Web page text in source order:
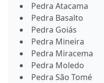
Pedra Atacama
Pedra Basalto
Pedra Goiás
Pedra Mineira
Pedra Miracema
Pedra Moledo
Pedra São Tomé